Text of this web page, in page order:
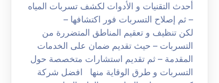
أحدث التقنيات و الأدوات لكشف تسربات المياه
– ثم إصلاح التسربات فور اكتشافها –
لكن تنظيف و تعقيم المناطق المتضررة من
التسربات – حيث تقديم ضمان على الخدمات
المقدمة – ثم تقديم استشارات متخصصة حول
التسربات و طرق الوقاية منها افضل شركة